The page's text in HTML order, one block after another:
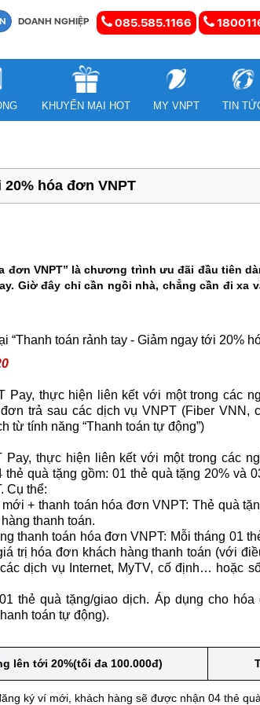
DOANH NGHIỆP 085.585.1166
KHUYẾN MẠI HOT MY VNPT TIN
hóa đơn VNPT
đơn VNPT” là chương trình ưu đãi đầu tiên
Giờ đây chỉ cần ngồi nhà, chẳng cần đi
“Thanh toán rảnh tay - Giảm ngay tới 20%
Pay, thực hiện liên kết với một trong các
trả sau các dịch vụ VNPT (Fiber
từ tính năng “Thanh toán tự động”)
thực hiện liên kết với một trong các
quà tặng gồm: 01 thẻ quà tặng 20% và
Cụ thể:
+ thanh toán hóa đơn VNPT: Thẻ quà
thanh toán.
thanh toán hóa đơn VNPT: Mỗi tháng 01
trị hóa đơn khách hàng thanh toán (với
dịch vụ Internet, MyTV, cố định… hoặc
thẻ quà tặng/giao dịch. Áp dụng cho
toán tự động).
lên tới 20%(tối đa 100.000đ)
ký ví mới, khách hàng sẽ được nhận 04 thẻ